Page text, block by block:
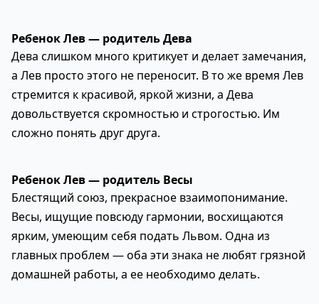
Ребенок Лев — родитель Дева
Дева слишком много критикует и делает замечания,
а Лев просто этого не переносит. В то же время Лев
стремится к красивой, яркой жизни, а Дева
довольствуется скромностью и строгостью. Им
сложно понять друг друга.
Ребенок Лев — родитель Весы
Блестящий союз, прекрасное взаимопонимание.
Весы, ищущие повсюду гармонии, восхищаются
ярким, умеющим себя подать Львом. Одна из
главных проблем — оба эти знака не любят грязной
домашней работы, а ее необходимо делать.